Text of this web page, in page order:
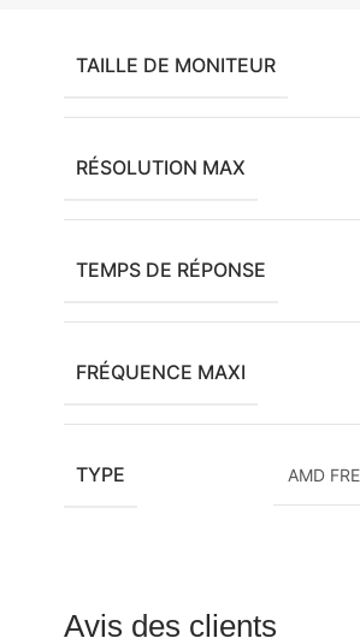
TAILLE DE MONITEUR
RÉSOLUTION MAX
TEMPS DE RÉPONSE
FRÉQUENCE MAXI
TYPE AMD
Avis des clients